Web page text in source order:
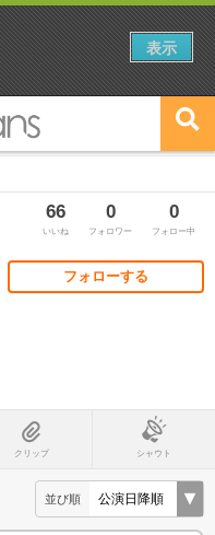
66
いいね
0
フォロワー
0
フォロー中
フォローする
クリップ シャウト
並び順
表示